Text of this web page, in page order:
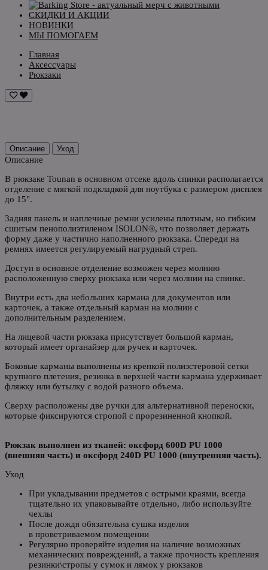
СКИДКИ И АКЦИИ
НОВИНКИ
МЫ ПОМОГАЕМ
Главная
Аксессуары
Рюкзаки
Описание Уход
Описание
В рюкзаке Tounan в основном отсеке вдоль спинки располагается
отделение с мягкой подкладкой для ноутбука с размером дисплея
до 15".
Задняя панель и наплечные ремни усилены плотным, но гибким
сшитым пенополиэтиленом ISOLON®, что позволяет держать
форму даже у частично наполненного рюкзака. Спереди на
ремнях имеется регулируемый нагрудный стреп.
Доступ в основное отделение возможен через молнию
расположенную сверху рюкзака или через молнии на спинке.
Внутри есть два небольших кармана для документов или
карточек, а также отдельный карман на молнии с
дополнительным разделением.
На лицевой части рюкзака присутствует большой карман,
который имеет органайзер для ручек и карточек.
Боковые карманы выполнены из крепкой полиэстеровой сетки
крупного плетения, резинка в верхней части кармана удерживает
фляжку или бутылку с водой разного объема.
Сверху расположены две ручки для альтернативной переноски,
которые фиксируются стропой с прорезиненной кнопкой.
Рюкзак выполнен из тканей: оксфорд 600D PU 1000
(внешняя часть) и оксфорд 240D PU 1000 (внутренняя часть).
Уход
При укладывании предметов с острыми краями, всегда
тщательно их упаковывайте отдельно, либо используйте
чехлы
После дождя обязательна сушка изделия
в проветриваемом помещении
Регулярно проверяйте изделия на наличие возможных
механических повреждений, а также прочность крепления
резинки\стропы у сумок и лямок у рюкзаков